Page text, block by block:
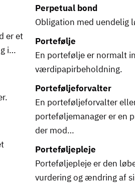
er et
i…
Perpetual bond
Obligation med uendelig
Portefølje
En portefølje er normalt
værdipapirbeholdning.
Porteføljeforvalter
En porteføljeforvalter
porteføljemanager er en
der mod…
Porteføljepleje
Porteføljepleje er den
vurdering og ændring af